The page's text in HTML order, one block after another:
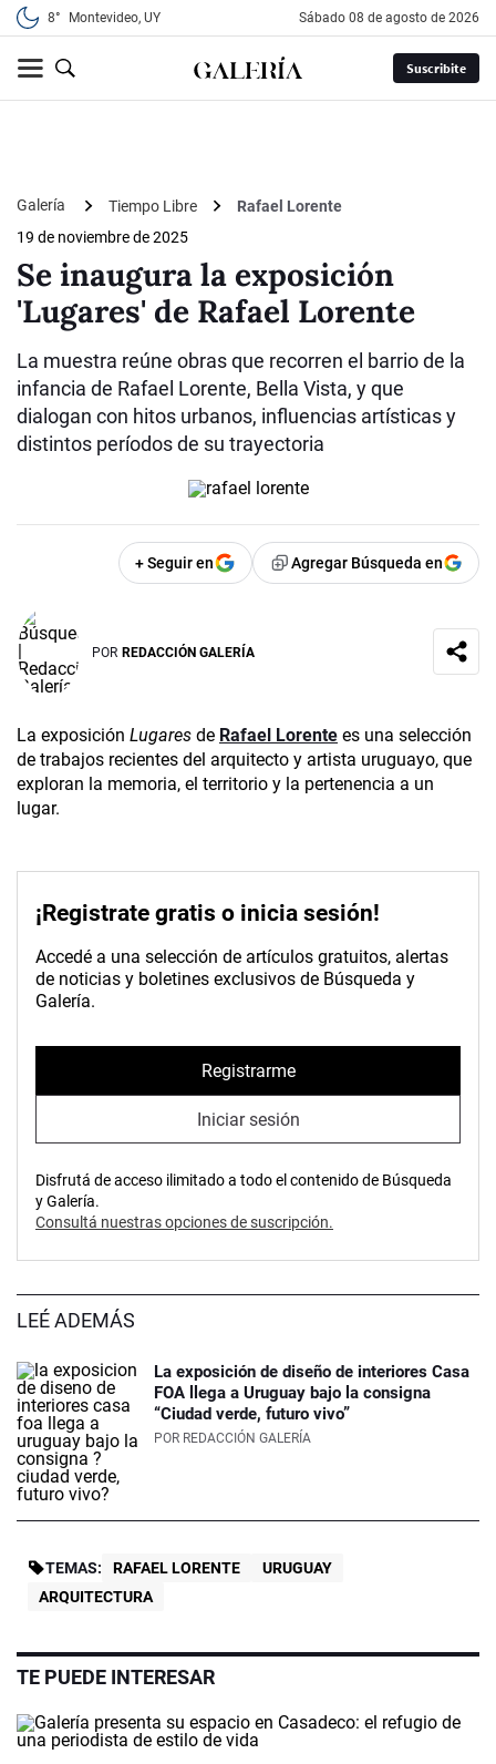
8° Montevideo, UY sábado 08 de agosto de 2026
Suscribite
Galería Tiempo Libre
Rafael Lorente
19 de noviembre de 2025
Se inaugura la exposición
'Lugares' de Rafael Lorente
La muestra reúne obras que recorren el barrio de la
infancia de Rafael Lorente, Bella Vista, y que
dialogan con hitos urbanos, influencias artísticas y
distintos períodos de su trayectoria
+ Seguir en Agregar Búsqueda en
POR REDACCIÓN GALERÍA
La exposición Lugares de Rafael Lorente es una selección
de trabajos recientes del arquitecto y artista uruguayo, que
exploran la memoria, el territorio y la pertenencia a un
lugar.
¡Registrate gratis o inicia sesión!
Accedé a una selección de artículos gratuitos, alertas
de noticias y boletines exclusivos de Búsqueda y
Galería.
Registrarme
Iniciar sesión
Disfrutá de acceso ilimitado a todo el contenido de Búsqueda
y Galería.
Consultá nuestras opciones de suscripción.
LEÉ ADEMÁS
La exposición de diseño de interiores Casa
FOA llega a Uruguay bajo la consigna
“Ciudad verde, futuro vivo”
POR REDACCIÓN GALERÍA
TEMAS: RAFAEL LORENTE
URUGUAY
ARQUITECTURA
TE PUEDE INTERESAR